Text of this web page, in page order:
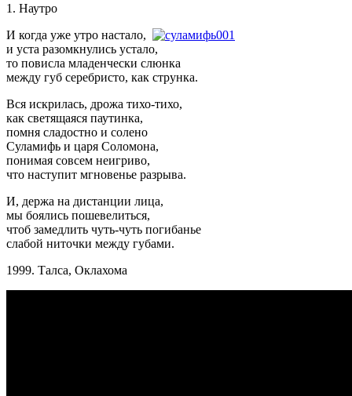
1. Наутро
И когда уже утро настало,
и уста разомкнулись устало,
то повисла младенчески слюнка
между губ серебристо, как струнка.
Вся искрилась, дрожа тихо-тихо,
как светящаяся паутинка,
помня сладостно и солено
Суламифь и царя Соломона,
понимая совсем неигриво,
что наступит мгновенье разрыва.
И, держа на дистанции лица,
мы боялись пошевелиться,
чтоб замедлить чуть-чуть погибанье
слабой ниточки между губами.
1999. Талса, Оклахома